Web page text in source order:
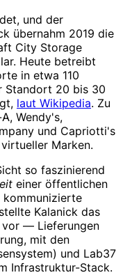
und der
übernahm 2019 die
City Storage
Heute betreibt
in etwa 110
Standort 20 bis 30
laut Wikipedia. Zu
Wendy's,
und Capriotti's
Marken.
so faszinierend
einer öffentlichen
kommunizierte
Kalanick das
vor — Lieferungen
mit den
und Lab37
Infrastruktur-Stack.